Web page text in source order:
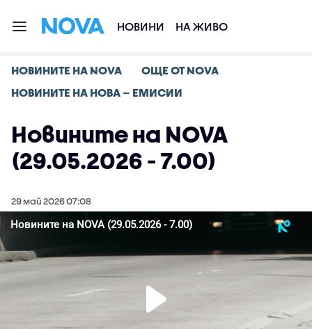
НОВИНИ НА ЖИВО
НОВИНИТЕ НА NOVA
ОЩЕ ОТ NOVA
НОВИНИТЕ НА НОВА – ЕМИСИИ
Новините на NOVA
(29.05.2026 - 7.00)
29 май 2026 07:08